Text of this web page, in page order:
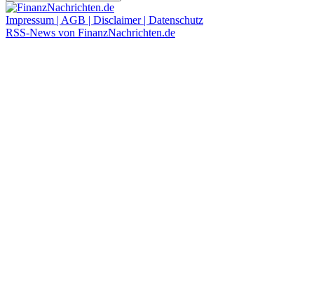
Impressum | AGB | Disclaimer | Datenschutz
RSS-News von FinanzNachrichten.de